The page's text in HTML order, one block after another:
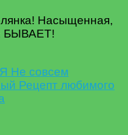
Насыщенная,
БЫВАЕТ!